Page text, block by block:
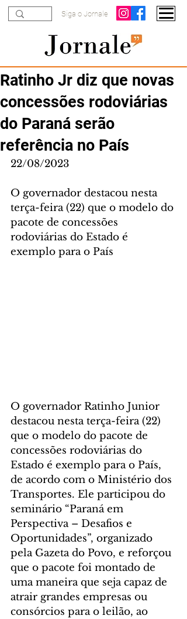
Siga o Jornale
Ratinho Jr diz que novas
concessões rodoviárias
do Paraná serão
referência no País
22/08/2023
O governador destacou nesta
terça-feira (22) que o modelo do
pacote de concessões
rodoviárias do Estado é
exemplo para o País
O governador Ratinho Junior
destacou nesta terça-feira (22)
que o modelo do pacote de
concessões rodoviárias do
Estado é exemplo para o País,
de acordo com o Ministério dos
Transportes. Ele participou do
seminário “Paraná em
Perspectiva – Desafios e
Oportunidades”, organizado
pela Gazeta do Povo, e reforçou
que o pacote foi montado de
uma maneira que seja capaz de
atrair grandes empresas ou
consórcios para o leilão, ao